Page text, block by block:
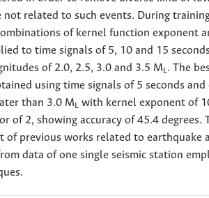
not related to such events. During
of kernel function exponent
to time signals of 5, 10 and 15
of 2.0, 2.5, 3.0 and 3.5 ML. The
using time signals of 5 seconds
than 3.0 ML with kernel exponent of
of 2, showing accuracy of 45.4 degrees.
of previous works related to earthquake
data of one single seismic station